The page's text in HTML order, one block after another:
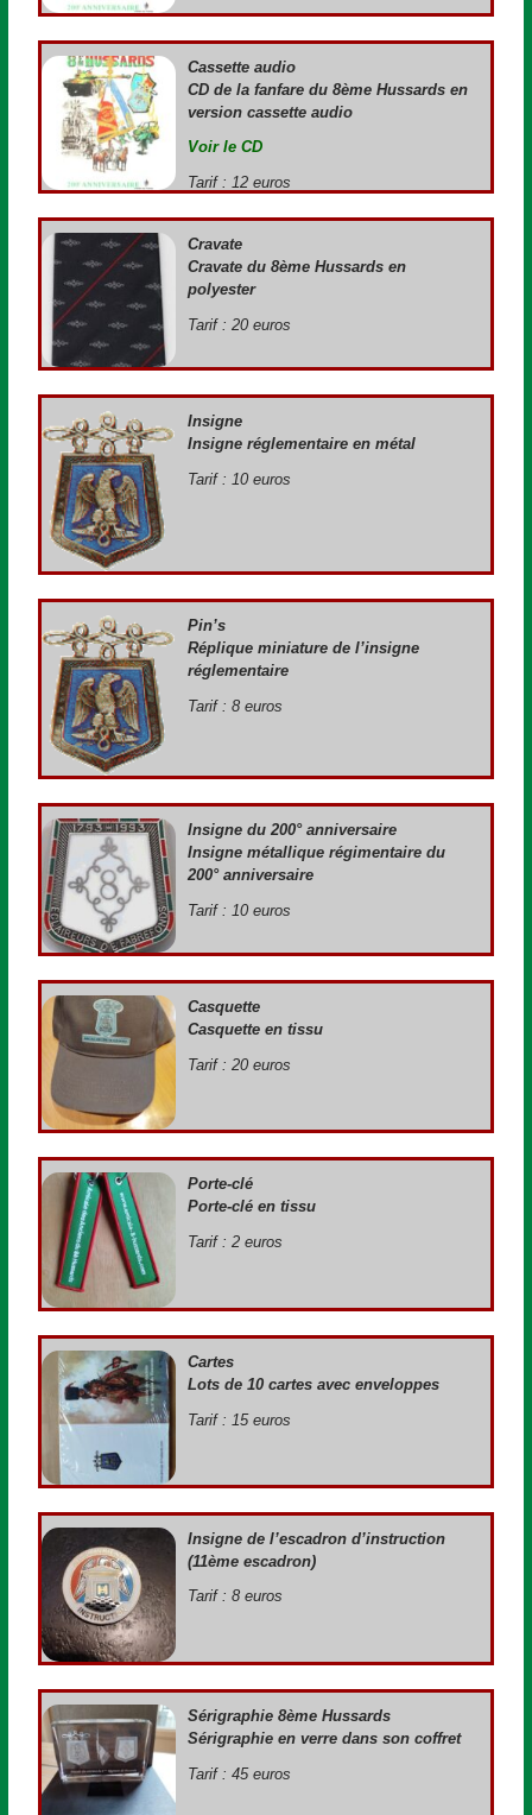
Cassette audio
CD de la fanfare du 8ème Hussards en
version cassette audio
Voir le CD
Tarif : 12 euros
Cravate
Cravate du 8ème Hussards en
polyester
Tarif : 20 euros
Insigne
Insigne réglementaire en métal
Tarif : 10 euros
Pin’s
Réplique miniature de l’insigne
réglementaire
Tarif : 8 euros
Insigne du 200° anniversaire
Insigne métallique régimentaire du
200° anniversaire
Tarif : 10 euros
Casquette
Casquette en tissu
Tarif : 20 euros
Porte-clé
Porte-clé en tissu
Tarif : 2 euros
Cartes
Lots de 10 cartes avec enveloppes
Tarif : 15 euros
Insigne de l’escadron d’instruction
(11ème escadron)
Tarif : 8 euros
Sérigraphie 8ème Hussards
Sérigraphie en verre dans son coffret
Tarif : 45 euros